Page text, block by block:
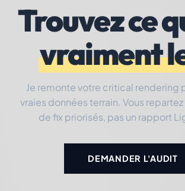
Trouvez ce
vraiment
Je remonte votre critical rendering
vraies données terrain. Vous
de fix priorisés, pas un rapport
DEMANDER L'AUDIT